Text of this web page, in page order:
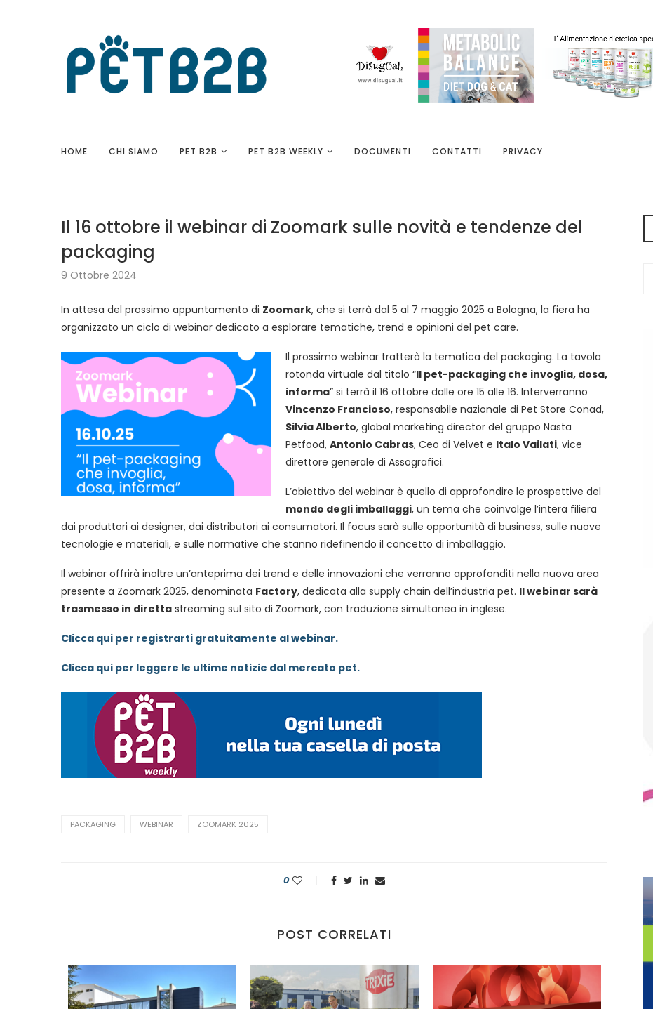
HOME CHI SIAMO PET B2B PET B2B WEEKLY DOCUMENTI CONTATTI PRIVACY
Il 16 ottobre il webinar di Zoomark sulle novità e tendenze del
packaging
9 Ottobre 2024
In attesa del prossimo appuntamento di Zoomark, che si terrà dal 5 al 7 maggio 2025 a Bologna, la fiera ha
organizzato un ciclo di webinar dedicato a esplorare tematiche, trend e opinioni del pet care.
Il prossimo webinar tratterà la tematica del packaging. La tavola
rotonda virtuale dal titolo “Il pet-packaging che invoglia, dosa,
informa” si terrà il 16 ottobre dalle ore 15 alle 16. Interverranno
Vincenzo Francioso, responsabile nazionale di Pet Store Conad,
Silvia Alberto, global marketing director del gruppo Nasta
Petfood, Antonio Cabras, Ceo di Velvet e Italo Vailati, vice
direttore generale di Assografici.
L’obiettivo del webinar è quello di approfondire le prospettive del
mondo degli imballaggi, un tema che coinvolge l’intera filiera
dai produttori ai designer, dai distributori ai consumatori. Il focus sarà sulle opportunità di business, sulle nuove
tecnologie e materiali, e sulle normative che stanno ridefinendo il concetto di imballaggio.
Il webinar offrirà inoltre un’anteprima dei trend e delle innovazioni che verranno approfonditi nella nuova area
presente a Zoomark 2025, denominata Factory, dedicata alla supply chain dell’industria pet. Il webinar sarà
trasmesso in diretta streaming sul sito di Zoomark, con traduzione simultanea in inglese.
Clicca qui per registrarti gratuitamente al webinar.
Clicca qui per leggere le ultime notizie dal mercato pet.
PACKAGING WEBINAR ZOOMARK 2025
0
POST CORRELATI